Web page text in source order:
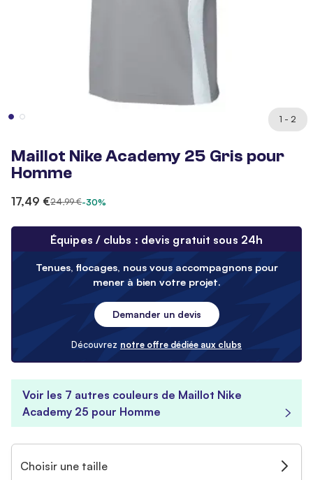
1 - 2
Maillot Nike Academy 25 Gris pour
Homme
17,49 €24,99 €-30%
Équipes / clubs : devis gratuit sous 24h
Tenues, flocages, nous vous accompagnons pour
mener à bien votre projet.
Demander un devis
Découvrez notre offre dédiée aux clubs
Voir les 7 autres couleurs de Maillot Nike
Academy 25 pour Homme
Choisir une taille